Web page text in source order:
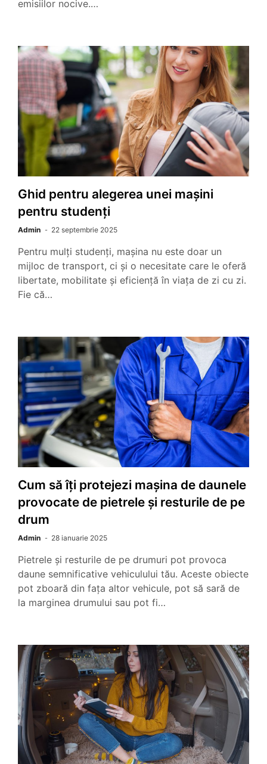
emisiilor nocive.…
Ghid pentru alegerea unei mașini
pentru studenți
Admin 22 septembrie 2025
Pentru mulți studenți, mașina nu este doar un
mijloc de transport, ci și o necesitate care le oferă
libertate, mobilitate și eficiență în viața de zi cu zi.
Fie că…
Cum să îți protejezi mașina de daunele
provocate de pietrele și resturile de pe
drum
Admin 28 ianuarie 2025
Pietrele și resturile de pe drumuri pot provoca
daune semnificative vehiculului tău. Aceste obiecte
pot zboară din fața altor vehicule, pot să sară de
la marginea drumului sau pot fi…